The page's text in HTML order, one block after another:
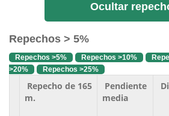
Ocultar
Repechos > 5%
Repechos >5% Repechos >10%
>20%
Repechos >25%
Repecho de 165
m.
Pendiente
media